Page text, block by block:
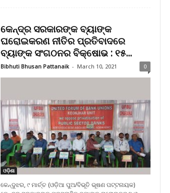
କେନ୍ଦ୍ର ସରକାରଙ୍କ ବ୍ୟାଙ୍କ
ଘରୋଇକରଣ ନୀତିର ପ୍ରତିବାଦରେ
ବ୍ୟାଙ୍କ ସଂଗଠନର ବିକ୍ଷୋଭ : ୧୫...
Bibhuti Bhusan Pattanaik - March 10, 2021 0
ଓଡ଼ିଶା
କେନ୍ଦୁଝର, ୯ ମାର୍ଚ୍ଚ (ଓଡ଼ିଆ ପୁଅ/ବିଭୂତି ଭୂଷଣ ପଟ୍ଟନାୟକ)